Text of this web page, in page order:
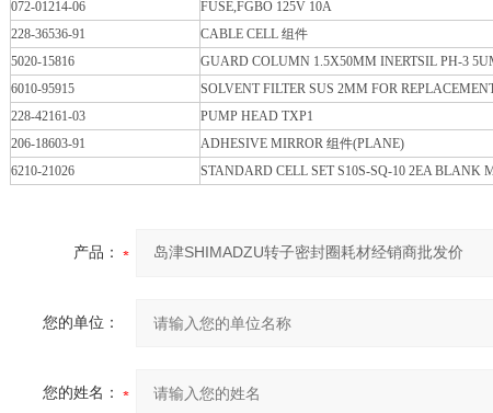
072-01214-06
FUSE,FGBO 125V 10A
228-36536-91
CABLE CELL 组件
5020-15816
GUARD COLUMN 1.5X50MM INERTSIL PH-3
6010-95915
SOLVENT FILTER SUS 2ΜM FOR
228-42161-03
PUMP HEAD TXP1
206-18603-91
ADHESIVE MIRROR 组件(PLANE)
6210-21026
STANDARD CELL SET S10S-SQ-10 2EA BLANK
产品：
您的单位：
您的姓名：